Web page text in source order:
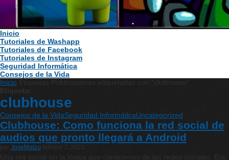
Inicio
Tutoriales de Washapp
Tutoriales de Facebook
Tutoriales de Instagram
Seguridad Informática
Consejos de la Vida
Inicio
Etiqueta:
clubhouse
Consejos de la VidaSeguridad InformáticaUncategorized
Clubhouse: Como funciona la red social de
audios que pronto llegará a Android
JoseMatzu